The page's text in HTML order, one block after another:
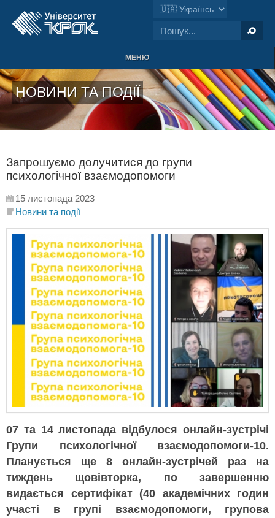
МЕНЮ
НОВИНИ ТА ПОДІЇ
Запрошуємо долучитися до групи
психологічної взаємодопомоги
15 листопада 2023
Новини та події
07 та 14 листопада відбулося онлайн-зустрічі
Групи психологічної взаємодопомоги-10.
Планується ще 8 онлайн-зустрічей раз на
тиждень щовівторка, по завершенню
видається сертифікат (40 академічних годин
участі в групі взаємодопомоги, групова